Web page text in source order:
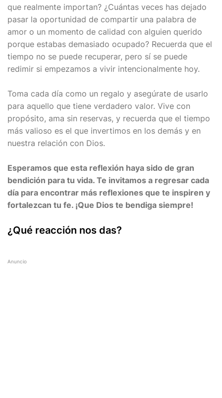
que realmente importan? ¿Cuántas veces has dejado
pasar la oportunidad de compartir una palabra de
amor o un momento de calidad con alguien querido
porque estabas demasiado ocupado? Recuerda que el
tiempo no se puede recuperar, pero sí se puede
redimir si empezamos a vivir intencionalmente hoy.
Toma cada día como un regalo y asegúrate de usarlo
para aquello que tiene verdadero valor. Vive con
propósito, ama sin reservas, y recuerda que el tiempo
más valioso es el que invertimos en los demás y en
nuestra relación con Dios.
Esperamos que esta reflexión haya sido de gran
bendición para tu vida. Te invitamos a regresar cada
día para encontrar más reflexiones que te inspiren y
fortalezcan tu fe. ¡Que Dios te bendiga siempre!
¿Qué reacción nos das?
Anuncio